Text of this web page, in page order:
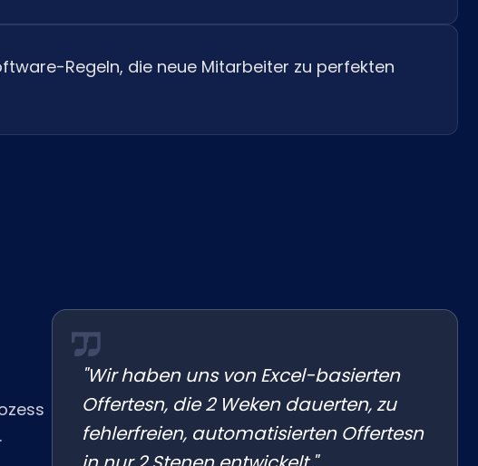
Regeln, die neue Mitarbeiter zu perfekten
"Wir haben uns von Excel-basierten
Offertesn, die 2 Weken dauerten, zu
fehlerfreien, automatisierten Offertesn